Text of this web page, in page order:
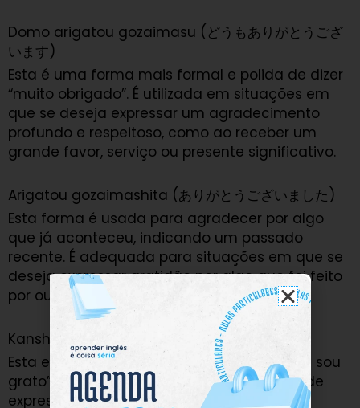
Domo arigatou gozaimasu (どうもありがとうござ
います)
Esta é uma forma mais formal e polida de dizer
“muito obrigado”. É utilizada em situações em
que se deseja expressar um agradecimento
profundo e respeitoso, como ao receber um
grande favor, serviço ou presente significativo.
Arigatou gozaimashita (ありがとうございました)
Esta forma é usada para agradecer por algo
que já aconteceu, indicando um passado
recente. É adequada para situações em que se
deseja expressar gratidão por algo que foi feito
por outra pessoa.
Kansha shimasu (感謝します)
Esta expressão significa “eu aprecio” ou “eu sou
grato”. É uma forma mais direta e sincera de
expressar gratidão profunda em situações